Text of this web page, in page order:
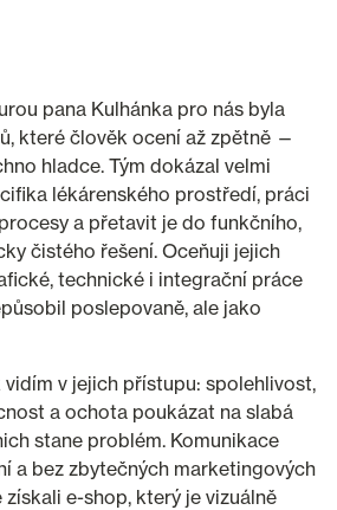
pana Kulhánka pro nás byla
které člověk ocení až zpětně —
hladce. Tým dokázal velmi
lékárenského prostředí, práci
a přetavit je do funkčního,
čistého řešení. Oceňuji jejich
technické i integrační práce
poslepovaně, ale jako
v jejich přístupu: spolehlivost,
a ochota poukázat na slabá
stane problém. Komunikace
a bez zbytečných marketingových
e-shop, který je vizuálně